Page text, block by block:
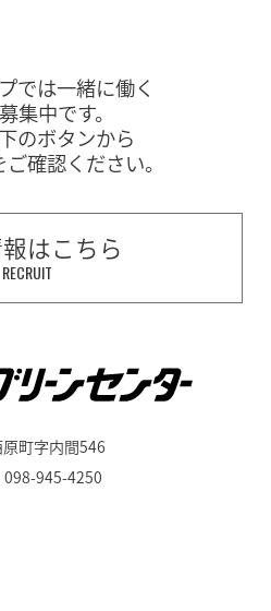
では一緒に働く
集中です。
のボタンから
確認ください。
はこちら
RECRUIT
町字内間546
098-945-4250